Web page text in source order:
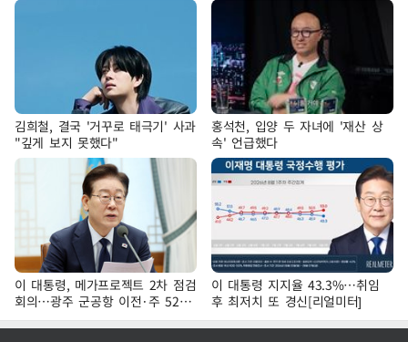
김희철, 결국 '거꾸로 태극기' 사과
"깊게 보지 못했다"
홍석천, 입양 두 자녀에 '재산 상
속' 언급했다
이 대통령, 메가프로젝트 2차 점검
회의…광주 군공항 이전·주 52시
간 예외 등 논의
이 대통령 지지율 43.3%…취임
후 최저치 또 경신[리얼미터]